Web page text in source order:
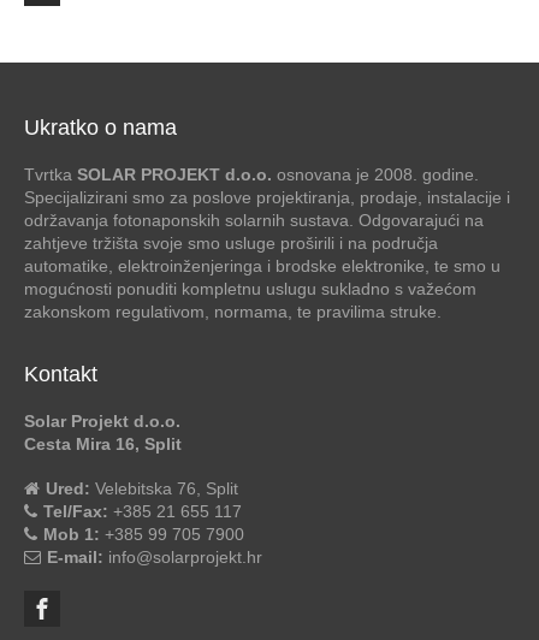
Ukratko o nama
Tvrtka SOLAR PROJEKT d.o.o. osnovana je 2008. godine.
Specijalizirani smo za poslove projektiranja, prodaje, instalacije i
održavanja fotonaponskih solarnih sustava. Odgovarajući na
zahtjeve tržišta svoje smo usluge proširili i na područja
automatike, elektroinženjeringa i brodske elektronike, te smo u
mogućnosti ponuditi kompletnu uslugu sukladno s važećom
zakonskom regulativom, normama, te pravilima struke.
Kontakt
Solar Projekt d.o.o.
Cesta Mira 16, Split
Ured: Velebitska 76, Split
Tel/Fax: +385 21 655 117
Mob 1: +385 99 705 7900
E-mail: info@solarprojekt.hr